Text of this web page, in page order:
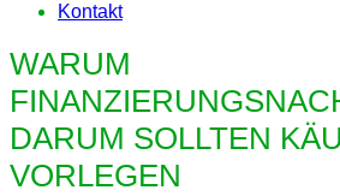
Kontakt
WARUM
DARUM SOLLTEN
VORLEGEN